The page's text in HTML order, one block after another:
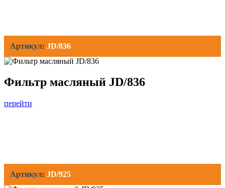
Артикул: JD/836
Фильтр масляный JD/836
перейти
Артикул: JD/925